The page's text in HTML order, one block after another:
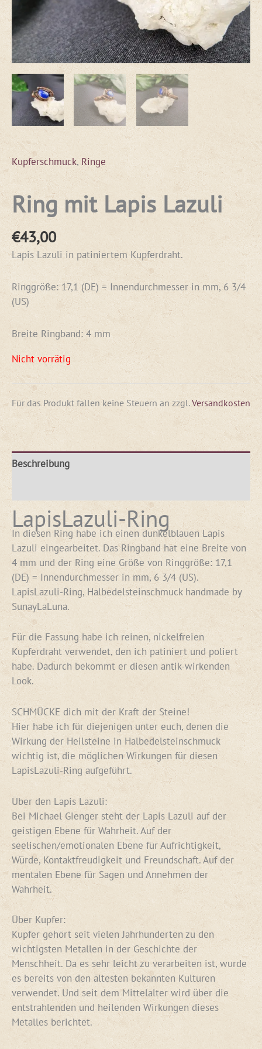
Kupferschmuck, Ringe
Ring mit Lapis Lazuli
€43,00
Lapis Lazuli in patiniertem Kupferdraht.
Ringgröße: 17,1 (DE) = Innendurchmesser in mm, 6 3/4
(US)
Breite Ringband: 4 mm
Nicht vorrätig
Für das Produkt fallen keine Steuern an zzgl.Versandkosten
Beschreibung
LapisLazuli-Ring
In diesen Ring habe ich einen dunkelblauen Lapis
Lazuli eingearbeitet. Das Ringband hat eine Breite von
4 mm und der Ring eine Größe von Ringgröße: 17,1
(DE) = Innendurchmesser in mm, 6 3/4 (US).
LapisLazuli-Ring, Halbedelsteinschmuck handmade by
SunayLaLuna.
Für die Fassung habe ich reinen, nickelfreien
Kupferdraht verwendet, den ich patiniert und poliert
habe. Dadurch bekommt er diesen antik-wirkenden
Look.
SCHMÜCKE dich mit der Kraft der Steine!
Hier habe ich für diejenigen unter euch, denen die
Wirkung der Heilsteine in Halbedelsteinschmuck
wichtig ist, die möglichen Wirkungen für diesen
LapisLazuli-Ring aufgeführt.
Über den Lapis Lazuli:
Bei Michael Gienger steht der Lapis Lazuli auf der
geistigen Ebene für Wahrheit. Auf der
seelischen/emotionalen Ebene für Aufrichtigkeit,
Würde, Kontaktfreudigkeit und Freundschaft. Auf der
mentalen Ebene für Sagen und Annehmen der
Wahrheit.
Über Kupfer:
Kupfer gehört seit vielen Jahrhunderten zu den
wichtigsten Metallen in der Geschichte der
Menschheit. Da es sehr leicht zu verarbeiten ist, wurde
es bereits von den ältesten bekannten Kulturen
verwendet. Und seit dem Mittelalter wird über die
entstrahlenden und heilenden Wirkungen dieses
Metalles berichtet.